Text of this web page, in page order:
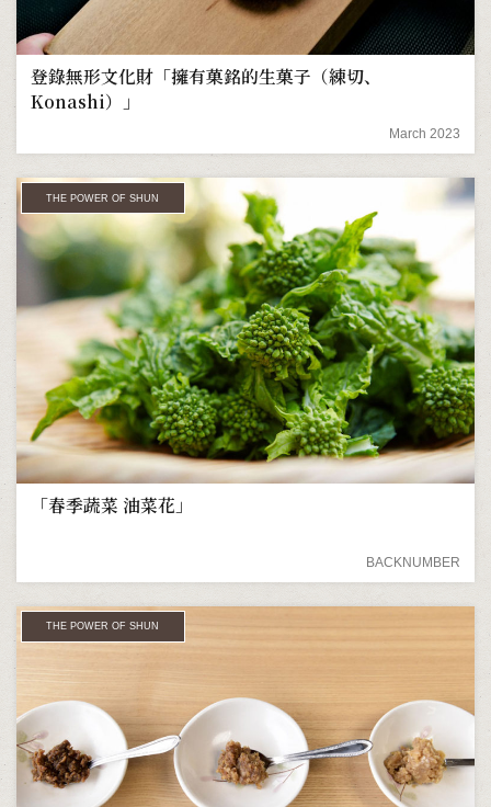
登錄無形文化財「擁有菓銘的生菓子（練切、
Konashi）」
March 2023
THE POWER OF SHUN
「春季蔬菜 油菜花」
BACKNUMBER
THE POWER OF SHUN